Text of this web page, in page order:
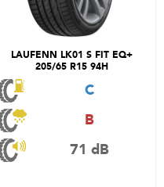
LAUFENN LK01 S FIT EQ+
205/65 R15 94H
C
B
71 dB